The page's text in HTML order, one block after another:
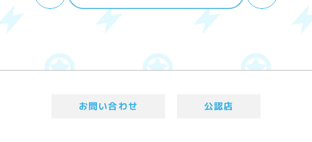
お問い合わせ 公認店